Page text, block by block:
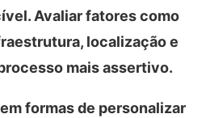
Avaliar fatores como
localização e
mais assertivo.
formas de personalizar